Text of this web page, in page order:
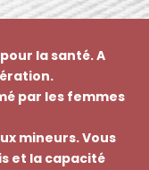
la santé. A
par les femmes
mineurs. Vous
et la capacité